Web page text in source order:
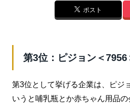
ポスト
第3位：ピジョン＜7956
第3位として挙げる企業は、ピジ
いうと哺乳瓶とか赤ちゃん用品の